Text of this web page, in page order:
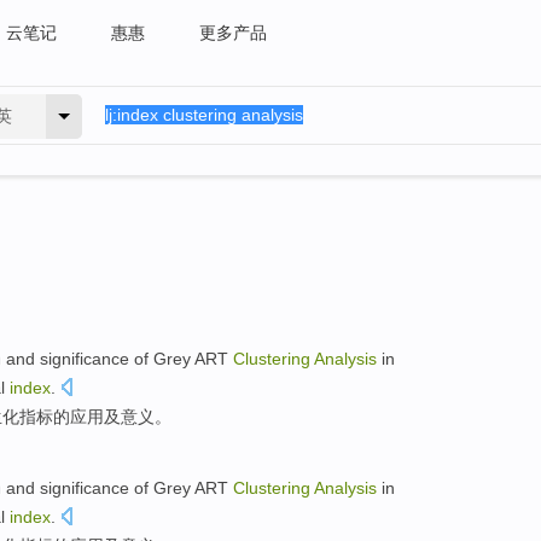
云笔记 惠惠 更多产品
and significance of GreyART Clustering Analysis in
index
指标的应用及意义 。
and significance of GreyART Clustering Analysis in
index